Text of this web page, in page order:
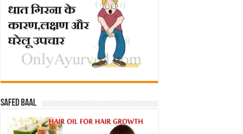
Safed baal